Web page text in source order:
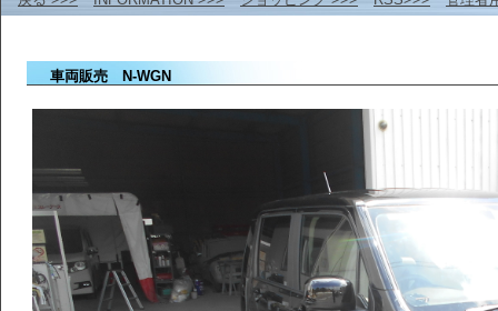
車両販売 N-WGN